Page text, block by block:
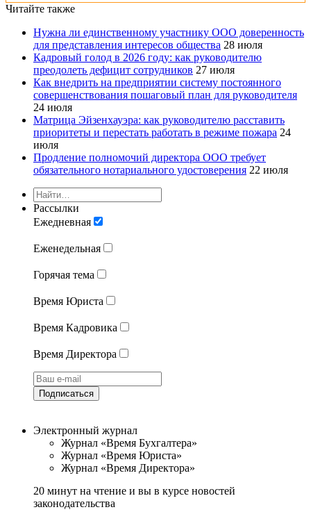
Читайте также
Нужна ли единственному участнику ООО доверенность
для представления интересов общества 28 июля
Кадровый голод в 2026 году: как руководителю
преодолеть дефицит сотрудников 27 июля
Как внедрить на предприятии систему постоянного
совершенствования пошаговый план для руководителя
24 июля
Матрица Эйзенхауэра: как руководителю расставить
приоритеты и перестать работать в режиме пожара 24
июля
Продление полномочий директора ООО требует
обязательного нотариального удостоверения 22 июля
Рассылки
Ежедневная
Еженедельная
Горячая тема
Время Юриста
Время Кадровика
Время Директора
Подписаться
Электронный журнал
Журнал «Время Бухгалтера»
Журнал «Время Юриста»
Журнал «Время Директора»
20 минут на чтение и вы в курсе новостей
законодательства